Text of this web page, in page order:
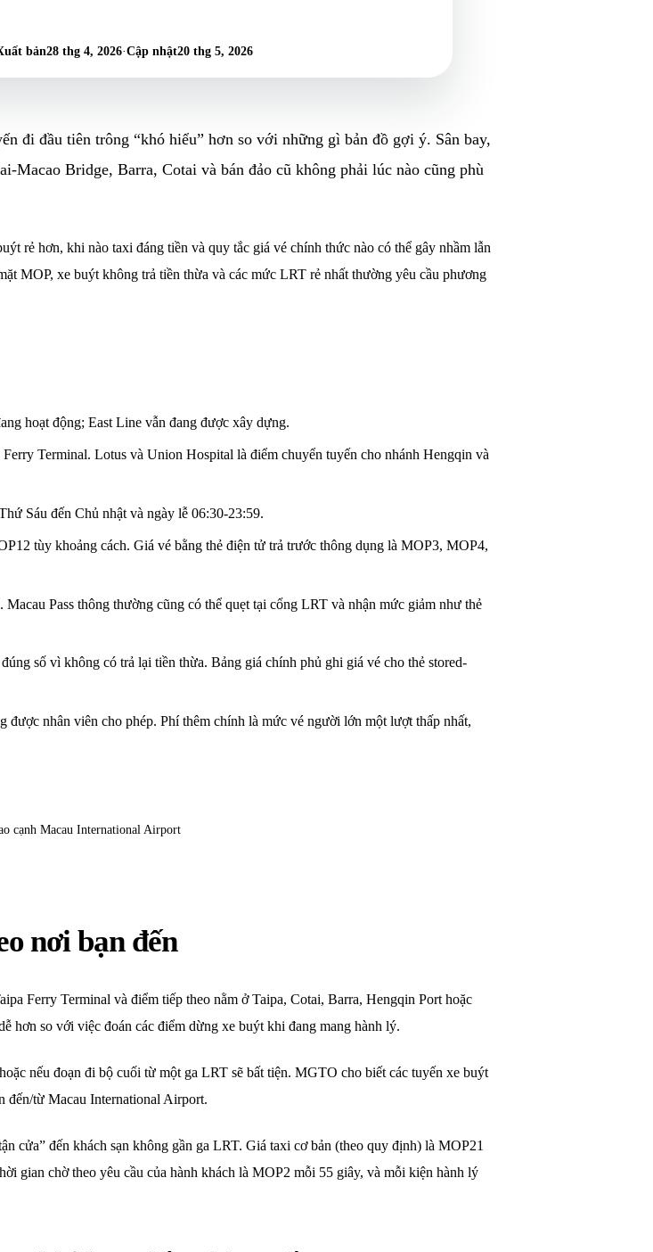
bản28 thg 4, 2026·Cập nhật20 thg 5, 2026
đi đầu tiên trông “khó hiểu” hơn so với những gì bản đồ gợi ý. Sân bay,
Macao Bridge, Barra, Cotai và bán đảo cũ không phải lúc nào cũng phù
rẻ hơn, khi nào taxi đáng tiền và quy tắc giá vé chính thức nào có thể gây nhầm lẫn
MOP, xe buýt không trả tiền thừa và các mức LRT rẻ nhất thường yêu cầu phương
hoạt động; East Line vẫn đang được xây dựng.
Terminal. Lotus và Union Hospital là điểm chuyển tuyến cho nhánh Hengqin và
Sáu đến Chủ nhật và ngày lễ 06:30-23:59.
tùy khoảng cách. Giá vé bằng thẻ điện tử trả trước thông dụng là MOP3, MOP4,
Pass thông thường cũng có thể quẹt tại cổng LRT và nhận mức giảm như thẻ
số vì không có trả lại tiền thừa. Bảng giá chính phủ ghi giá vé cho thẻ stored-
nhân viên cho phép. Phí thêm chính là mức vé người lớn một lượt thấp nhất,
cạnh Macau International Airport
nơi bạn đến
Ferry Terminal và điểm tiếp theo nằm ở Taipa, Cotai, Barra, Hengqin Port hoặc
hơn so với việc đoán các điểm dừng xe buýt khi đang mang hành lý.
nếu đoạn đi bộ cuối từ một ga LRT sẽ bất tiện. MGTO cho biết các tuyến xe buýt
đến/từ Macau International Airport.
cửa” đến khách sạn không gần ga LRT. Giá taxi cơ bản (theo quy định) là MOP21
gian chờ theo yêu cầu của hành khách là MOP2 mỗi 55 giây, và mỗi kiện hành lý